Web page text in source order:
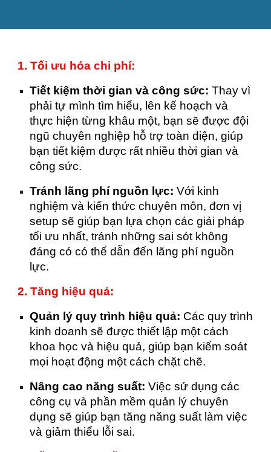
1. Tối ưu hóa chi phí:
Tiết kiệm thời gian và công sức: Thay vì
phải tự mình tìm hiểu, lên kế hoạch và
thực hiện từng khâu một, bạn sẽ được đội
ngũ chuyên nghiệp hỗ trợ toàn diện, giúp
bạn tiết kiệm được rất nhiều thời gian và
công sức.
Tránh lãng phí nguồn lực: Với kinh
nghiệm và kiến thức chuyên môn, đơn vị
setup sẽ giúp bạn lựa chọn các giải pháp
tối ưu nhất, tránh những sai sót không
đáng có có thể dẫn đến lãng phí nguồn
lực.
2. Tăng hiệu quả:
Quản lý quy trình hiệu quả: Các quy trình
kinh doanh sẽ được thiết lập một cách
khoa học và hiệu quả, giúp bạn kiểm soát
mọi hoạt động một cách chặt chẽ.
Nâng cao năng suất: Việc sử dụng các
công cụ và phần mềm quản lý chuyên
dụng sẽ giúp bạn tăng năng suất làm việc
và giảm thiểu lỗi sai.